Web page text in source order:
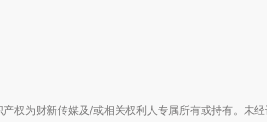
权为财新传媒及/或相关权利人专属所有或持有。未